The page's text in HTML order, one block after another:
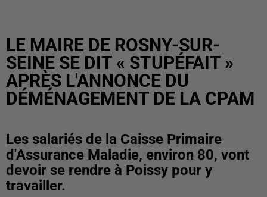
LE MAIRE DE ROSNY-SUR-
SEINE SE DIT « STUPÉFAIT »
APRÈS L'ANNONCE DU
DÉMÉNAGEMENT DE LA CPAM
Les salariés de la Caisse Primaire
d'Assurance Maladie, environ 80, vont
devoir se rendre à Poissy pour y
travailler.